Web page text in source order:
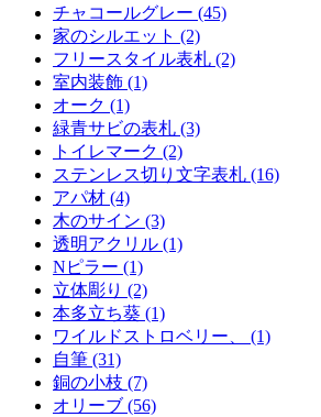
チャコールグレー (45)
家のシルエット (2)
フリースタイル表札 (2)
室内装飾 (1)
オーク (1)
緑青サビの表札 (3)
トイレマーク (2)
ステンレス切り文字表札 (16)
アパ材 (4)
木のサイン (3)
透明アクリル (1)
Nピラー (1)
立体彫り (2)
本多立ち葵 (1)
ワイルドストロベリー、 (1)
自筆 (31)
銅の小枝 (7)
オリーブ (56)